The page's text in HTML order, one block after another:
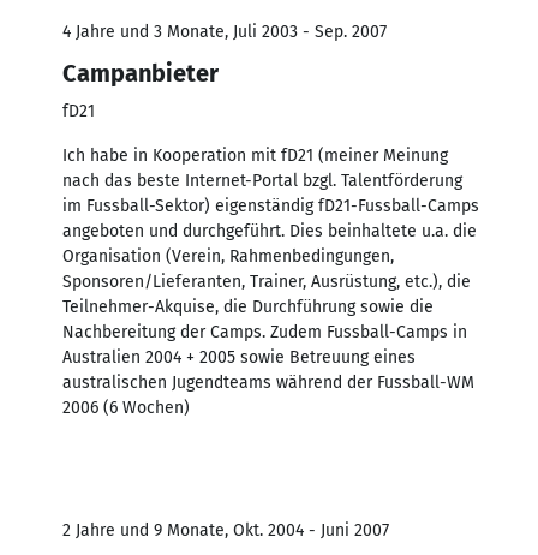
4 Jahre und 3 Monate, Juli 2003 - Sep. 2007
Campanbieter
fD21
Ich habe in Kooperation mit fD21 (meiner Meinung
nach das beste Internet-Portal bzgl. Talentförderung
im Fussball-Sektor) eigenständig fD21-Fussball-Camps
angeboten und durchgeführt. Dies beinhaltete u.a. die
Organisation (Verein, Rahmenbedingungen,
Sponsoren/Lieferanten, Trainer, Ausrüstung, etc.), die
Teilnehmer-Akquise, die Durchführung sowie die
Nachbereitung der Camps. Zudem Fussball-Camps in
Australien 2004 + 2005 sowie Betreuung eines
australischen Jugendteams während der Fussball-WM
2006 (6 Wochen)
2 Jahre und 9 Monate, Okt. 2004 - Juni 2007